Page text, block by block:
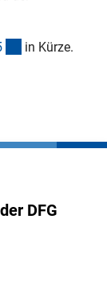
(interner Link)
in Kürze.
DFG